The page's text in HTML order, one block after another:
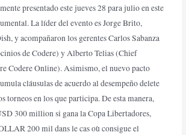
presentado este jueves 28 para julio en este
La líder del evento es Jorge Brito,
y acompañaron los gerentes Carlos Sabanza
de Codere) y Alberto Telias (Chief
Codere Online). Asimismo, el nuevo pacto
cláusulas de acuerdo al desempeño delete
torneos en los que participa. De esta manera,
300 million si gana la Copa Libertadores,
200 mil dans le cas où consigue el